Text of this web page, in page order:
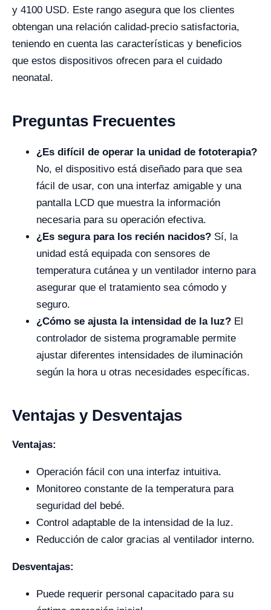
y 4100 USD. Este rango asegura que los clientes
obtengan una relación calidad-precio satisfactoria,
teniendo en cuenta las características y beneficios
que estos dispositivos ofrecen para el cuidado
neonatal.
Preguntas Frecuentes
¿Es difícil de operar la unidad de fototerapia?
No, el dispositivo está diseñado para que sea
fácil de usar, con una interfaz amigable y una
pantalla LCD que muestra la información
necesaria para su operación efectiva.
¿Es segura para los recién nacidos? Sí, la
unidad está equipada con sensores de
temperatura cutánea y un ventilador interno para
asegurar que el tratamiento sea cómodo y
seguro.
¿Cómo se ajusta la intensidad de la luz? El
controlador de sistema programable permite
ajustar diferentes intensidades de iluminación
según la hora u otras necesidades específicas.
Ventajas y Desventajas
Ventajas:
Operación fácil con una interfaz intuitiva.
Monitoreo constante de la temperatura para
seguridad del bebé.
Control adaptable de la intensidad de la luz.
Reducción de calor gracias al ventilador interno.
Desventajas:
Puede requerir personal capacitado para su